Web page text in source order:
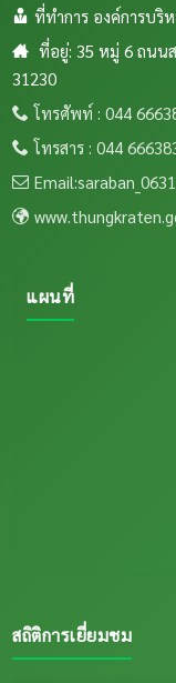
ที่ทำการ องค์การบริ
ที่อยู่: 35 หมู่ 6 ถนน
31230
โทรศัพท์ : 044
โทรสาร : 044
แผนที่
สถิติการเยี่ยมชม